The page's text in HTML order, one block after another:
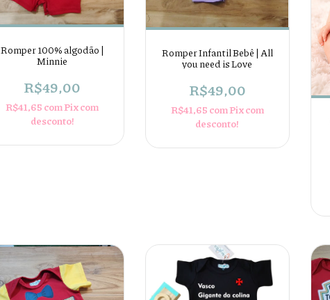
Romper 100% algodão |
Minnie
R$49,00
R$41,65 comPix com
desconto!
Romper Infantil Bebê | All
you need is Love
R$49,00
R$41,65 comPix com
desconto!